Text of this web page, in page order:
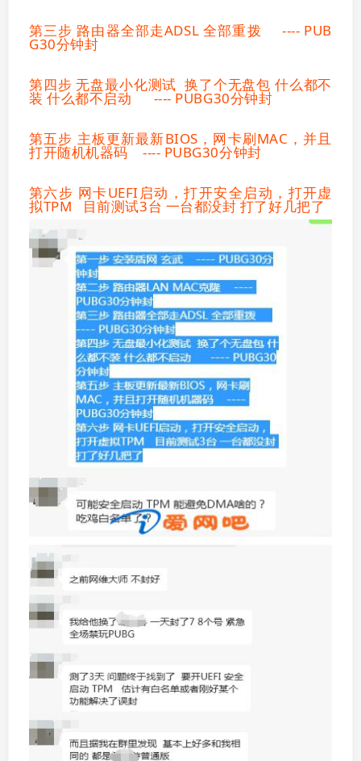
第三步 路由器全部走ADSL 全部重拨 ---- PUB
G30分钟封
第四步 无盘最小化测试 换了个无盘包 什么都不
装 什么都不启动 ---- PUBG30分钟封
第五步 主板更新最新BIOS，网卡刷MAC，并且
打开随机机器码 ---- PUBG30分钟封
第六步 网卡UEFI启动，打开安全启动，打开虚
拟TPM 目前测试3台 一台都没封 打了好几把了